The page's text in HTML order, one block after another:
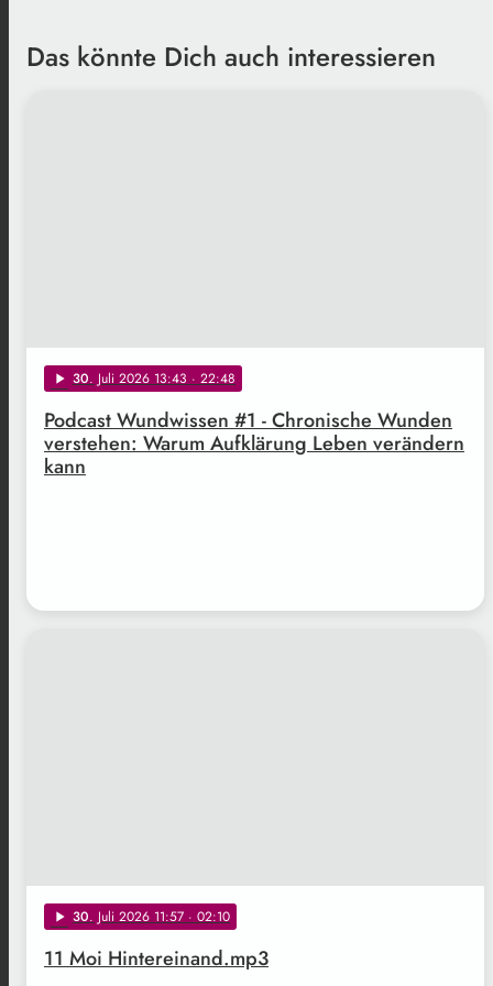
Das könnte Dich auch interessieren
play_arrow 30. Juli 2026 13:43 · 22:48
Podcast Wundwissen #1 - Chronische Wunden
verstehen: Warum Aufklärung Leben verändern
kann
play_arrow 30. Juli 2026 11:57 · 02:10
11 Moi Hintereinand.mp3